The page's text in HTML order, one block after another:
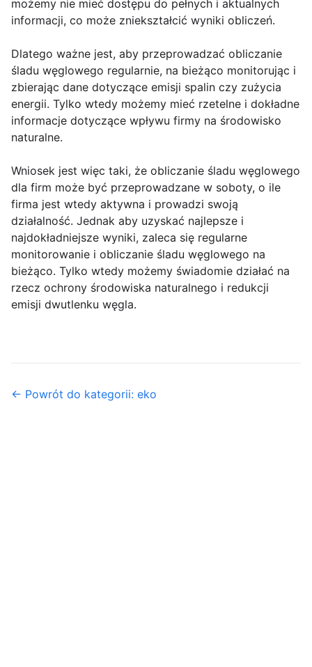
możemy nie mieć dostępu do pełnych i aktualnych
informacji, co może zniekształcić wyniki obliczeń.
Dlatego ważne jest, aby przeprowadzać obliczanie
śladu węglowego regularnie, na bieżąco monitorując i
zbierając dane dotyczące emisji spalin czy zużycia
energii. Tylko wtedy możemy mieć rzetelne i dokładne
informacje dotyczące wpływu firmy na środowisko
naturalne.
Wniosek jest więc taki, że obliczanie śladu węglowego
dla firm może być przeprowadzane w soboty, o ile
firma jest wtedy aktywna i prowadzi swoją
działalność. Jednak aby uzyskać najlepsze i
najdokładniejsze wyniki, zaleca się regularne
monitorowanie i obliczanie śladu węglowego na
bieżąco. Tylko wtedy możemy świadomie działać na
rzecz ochrony środowiska naturalnego i redukcji
emisji dwutlenku węgla.
← Powrót do kategorii: eko